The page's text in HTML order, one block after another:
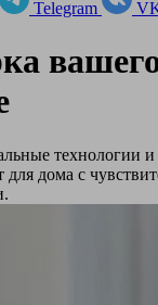
Telegram
технологии
для дома с